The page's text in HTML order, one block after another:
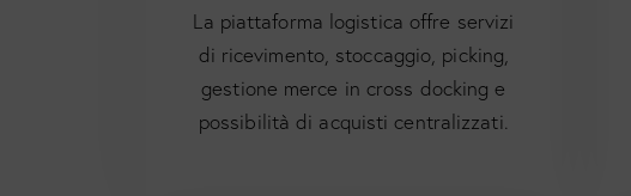
La piattaforma logistica offre servizi
di ricevimento, stoccaggio, picking,
gestione merce in cross docking e
possibilità di acquisti centralizzati.